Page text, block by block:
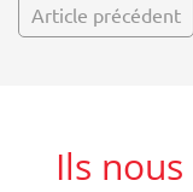
Article précédent
Ils